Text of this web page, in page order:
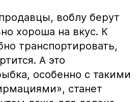
воблу берут
хороша на вкус. К
транспортировать,
А это
особенно с такими
станет